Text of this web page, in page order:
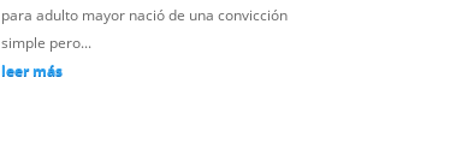
para adulto mayor nació de una convicción
simple pero...
leer más